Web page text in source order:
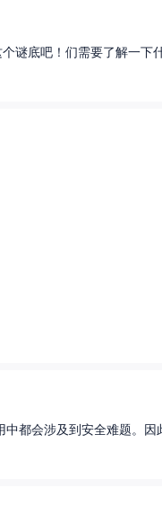
谜底吧！们需要了解一下
都会涉及到安全难题。因